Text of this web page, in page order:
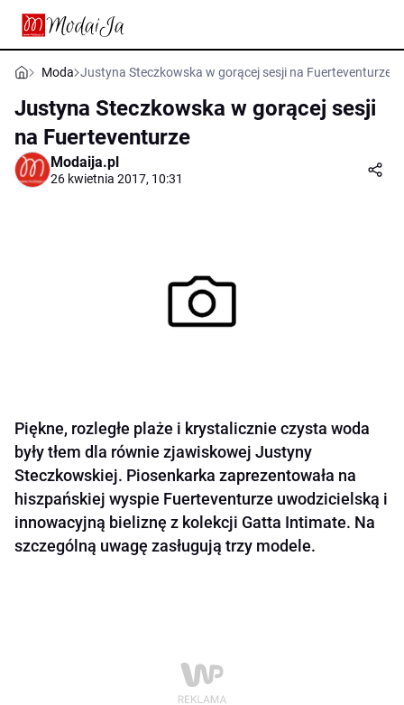
Moda Justyna Steczkowska w gorącej sesji na Fuerteventurze
Justyna Steczkowska w gorącej sesji
na Fuerteventurze
Modaija.pl
26 kwietnia 2017, 10:31
Piękne, rozległe plaże i krystalicznie czysta woda
były tłem dla równie zjawiskowej Justyny
Steczkowskiej. Piosenkarka zaprezentowała na
hiszpańskiej wyspie Fuerteventurze uwodzicielską i
innowacyjną bieliznę z kolekcji Gatta Intimate. Na
szczególną uwagę zasługują trzy modele.